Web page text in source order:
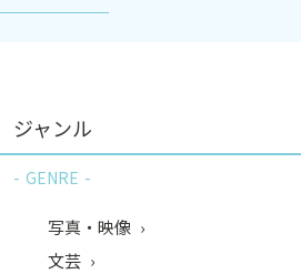
ジャンル
GENRE
写真・映像
文芸